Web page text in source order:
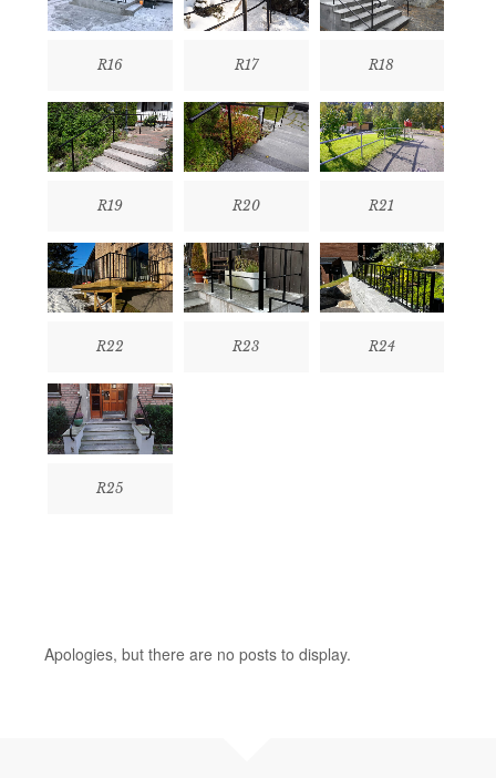
R16 R17 R18
R19 R20 R21
R22 R23 R24
R25
Apologies, but there are no posts to display.